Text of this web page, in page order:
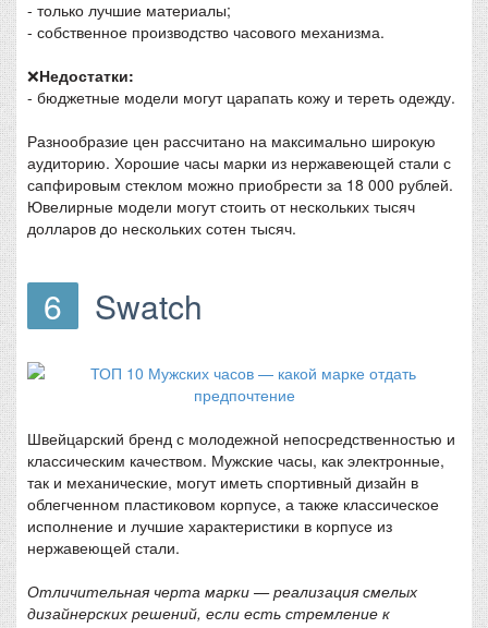
- только лучшие материалы;
- собственное производство часового механизма.
❌Недостатки:
- бюджетные модели могут царапать кожу и тереть одежду.
Разнообразие цен рассчитано на максимально широкую
аудиторию. Хорошие часы марки из нержавеющей стали с
сапфировым стеклом можно приобрести за 18 000 рублей.
Ювелирные модели могут стоить от нескольких тысяч
долларов до нескольких сотен тысяч.
6 Swatch
Швейцарский бренд с молодежной непосредственностью и
классическим качеством. Мужские часы, как электронные,
так и механические, могут иметь спортивный дизайн в
облегченном пластиковом корпусе, а также классическое
исполнение и лучшие характеристики в корпусе из
нержавеющей стали.
Отличительная черта марки — реализация смелых
дизайнерских решений, если есть стремление к